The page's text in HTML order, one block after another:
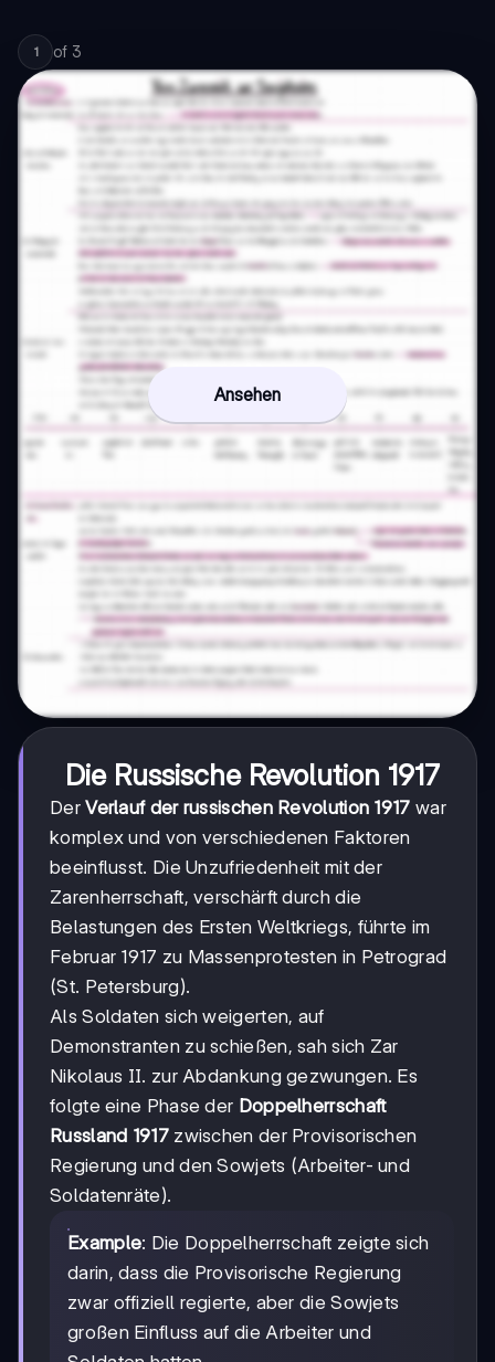
1 of 3
Ansehen
Die Russische Revolution 1917
DerVerlauf der russischen Revolution 1917 war
komplex und von verschiedenen Faktoren
beeinflusst. Die Unzufriedenheit mit der
Zarenherrschaft, verschärft durch die
Belastungen des Ersten Weltkriegs, führte im
Februar 1917 zu Massenprotesten in Petrograd
(St. Petersburg).
Als Soldaten sich weigerten, auf
Demonstranten zu schießen, sah sich Zar
Nikolaus II. zur Abdankung gezwungen. Es
folgte eine Phase der Doppelherrschaft
Russland 1917zwischen der Provisorischen
Regierung und den Sowjets (Arbeiter- und
Soldatenräte).
Example: Die Doppelherrschaft zeigte sich
darin, dass die Provisorische Regierung
zwar offiziell regierte, aber die Sowjets
großen Einfluss auf die Arbeiter und